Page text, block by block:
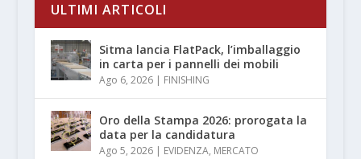
ULTIMI ARTICOLI
Sitma lancia FlatPack, l’imballaggio
in carta per i pannelli dei mobili
Ago 6, 2026| FINISHING
Oro della Stampa 2026: prorogata la
data per la candidatura
Ago 5, 2026| EVIDENZA, MERCATO